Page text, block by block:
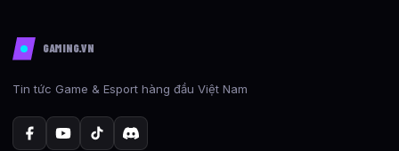
GAMING.VN
Tin tức Game & Esport hàng đầu Việt Nam